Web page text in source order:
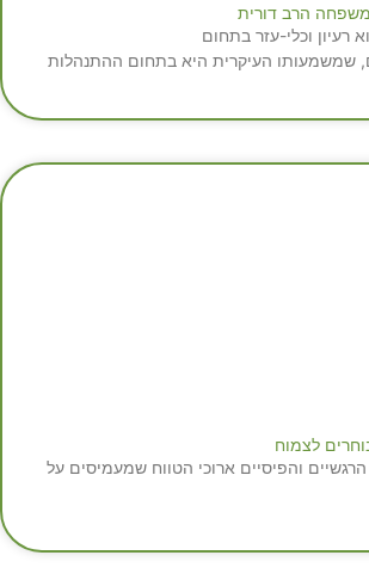
הרב דורית
רעיון וכלי-עזר בתחום
שמשמעותו העיקרית היא בתחום ההתנהלות
לצמוח
והפיסיים ארוכי הטווח שמעמיסים על